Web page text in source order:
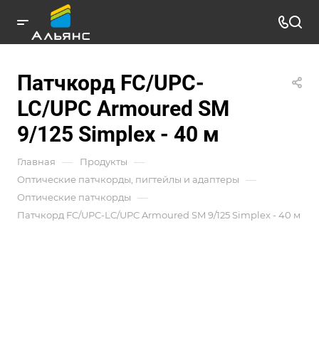
Патчкорд FC/UPC-
LC/UPC Armoured SM
9/125 Simplex - 40 м
Главная — Продукты —
Оптические патчкорды, пигтейлы и адаптеры —
Оптические патчкорды —
Патчкорд FC/UPC-LC/UPC Armoured SM 9/125 Simplex - 40 м